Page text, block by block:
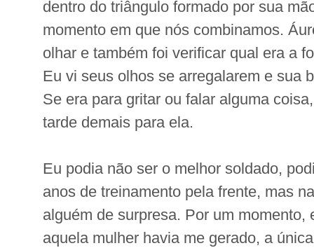
dentro do triângulo formado por sua
momento em que nós combinamos.
olhar e também foi verificar qual era a
Eu vi seus olhos se arregalarem e sua
Se era para gritar ou falar alguma
tarde demais para ela.
Eu podia não ser o melhor soldado,
anos de treinamento pela frente, mas
alguém de surpresa. Por um momento,
aquela mulher havia me gerado, a